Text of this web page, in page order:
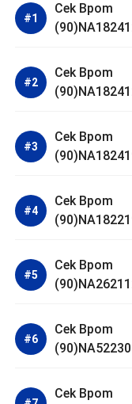
Cek Bpom
Bright
Wash
Cek Bpom
Acne Calm
Cek Bpom
Cek Bpom
Serum
Cek Bpom
Madagascar
Ampoule
Cek Bpom
De Parfum
Cek Bpom